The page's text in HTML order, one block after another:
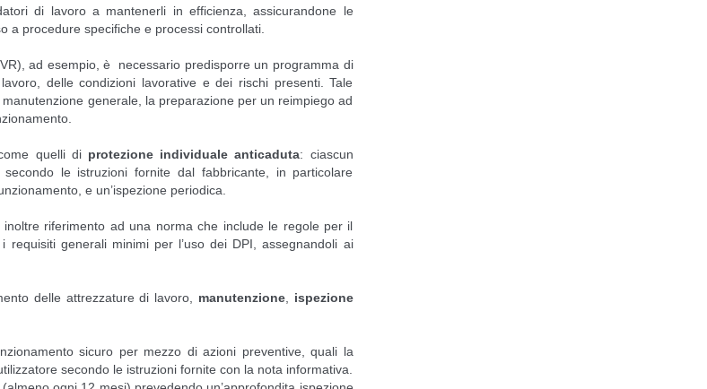
di lavoro a mantenerli in efficienza, assicurandone le
a procedure specifiche e processi controllati.
ad esempio, è necessario predisporre un programma di
delle condizioni lavorative e dei rischi presenti. Tale
generale, la preparazione per un reimpiego ad
quelli di protezione individuale anticaduta: ciascun
le istruzioni fornite dal fabbricante, in particolare
e un’ispezione periodica.
riferimento ad una norma che include le regole per il
generali minimi per l’uso dei DPI, assegnandoli ai
delle attrezzature di lavoro, manutenzione, ispezione
sicuro per mezzo di azioni preventive, quali la
secondo le istruzioni fornite con la nota informativa.